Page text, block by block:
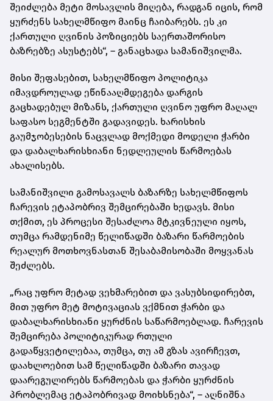
შეიძლება მეტი მოსავლის მიღება, რადგან იცის, რომ
ყურძენს სახელმწიფო მაინც ჩაიბარებს. ეს კი
ქართული ღვინის პოზიციებს საერთაშორისო
ბაზრებზე ასუსტებს“, – განაცხადა სამანიშვილმა.
მისი შეფასებით, სახელმწიფო პოლიტიკა
იმავდროულად ეწინააღმდეგება დარგის
გაცხადებულ მიზანს, ქართული ღვინო უფრო მაღალ
საფასო სეგმენტში გადავიდეს. ხარისხის
გაუმჯობესების ნაცვლად მოქმედი მოდელი ჭარბი
და დაბალხარისხიანი ნედლეულის წარმოებას
ახალისებს.
სამანიშვილი გამოსავალს ბაზარზე სახელმწიფოს
ჩარევის ეტაპობრივ შემცირებაში ხედავს. მისი
თქმით, ეს პროცესი შესაძლოა მტკივნეული იყოს,
თუმცა რამდენიმე წელიწადში ბაზარი წარმოების
რეალურ მოთხოვნასთან შესაბამისობაში მოყვანას
შეძლებს.
„რაც უფრო მეტად ვეხმარებით და ვასუბსიდირებთ,
მით უფრო მეტ მოტივაციას ვქმნით ჭარბი და
დაბალხარისხიანი ყურძნის საწარმოებლად. ჩარევის
შემცირება პოლიტიკურად რთული
გადაწყვეტილებაა, თუმცა, თუ ამ გზას ავირჩევთ,
დაახლოებით სამ წელიწადში ბაზარი თავად
დაარეგულირებს წარმოებას და ჭარბი ყურძნის
პრობლემაც ეტაპობრივად მოიხსნება“, – აღნიშნა